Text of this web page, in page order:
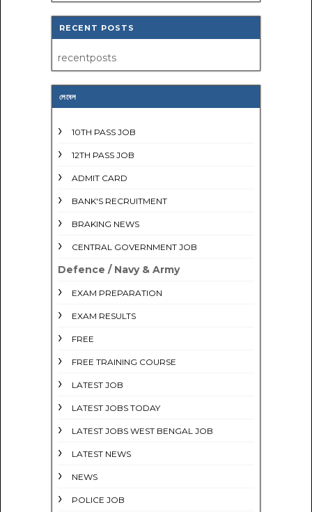
RECENT POSTS
recentposts
লেবেল
10TH PASS JOB
12TH PASS JOB
ADMIT CARD
BANK'S RECRUITMENT
BRAKING NEWS
CENTRAL GOVERNMENT JOB
Defence / Navy & Army
EXAM PREPARATION
EXAM RESULTS
FREE
FREE TRAINING COURSE
LATEST JOB
LATEST JOBS TODAY
LATEST JOBS WEST BENGAL JOB
LATEST NEWS
NEWS
POLICE JOB